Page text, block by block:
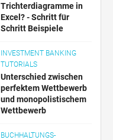
Trichterdiagramme in
Excel? - Schritt für
Schritt Beispiele
INVESTMENT BANKING
TUTORIALS
Unterschied zwischen
perfektem Wettbewerb
und monopolistischem
Wettbewerb
BUCHHALTUNGS-